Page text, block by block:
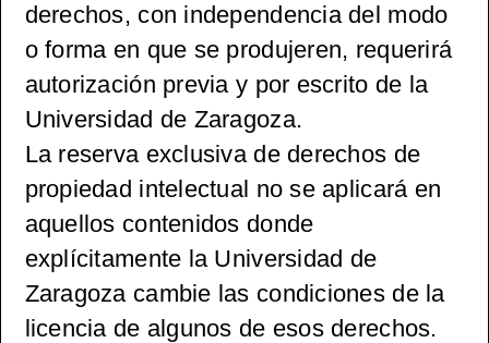
derechos, con independencia del modo
o forma en que se produjeren, requerirá
autorización previa y por escrito de la
Universidad de Zaragoza.
La reserva exclusiva de derechos de
propiedad intelectual no se aplicará en
aquellos contenidos donde
explícitamente la Universidad de
Zaragoza cambie las condiciones de la
licencia de algunos de esos derechos.